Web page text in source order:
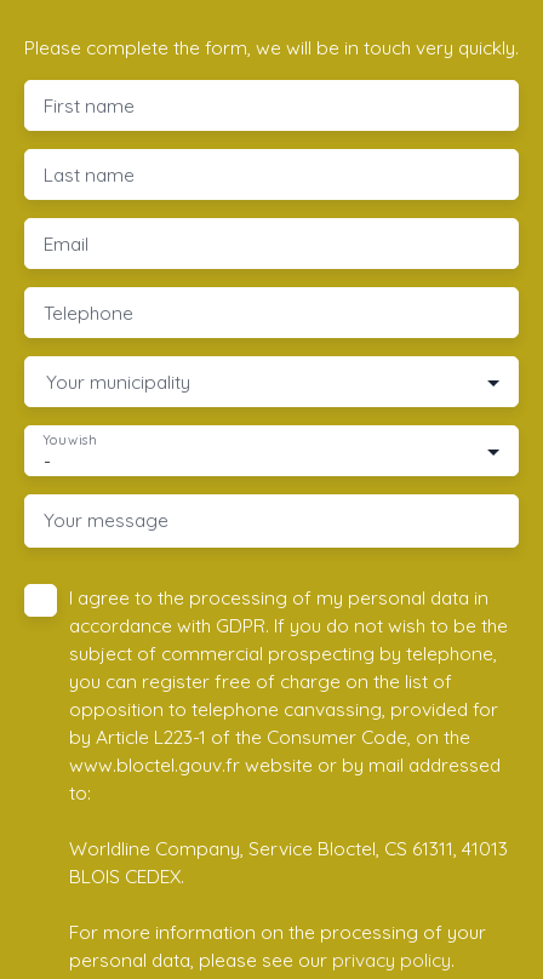
Please complete the form, we will be in touch very quickly.
First name
Last name
Email
Telephone
Your municipality
-
You wish
Your message
I agree to the processing of my personal data in
accordance with GDPR. If you do not wish to be the
subject of commercial prospecting by telephone,
you can register free of charge on the list of
opposition to telephone canvassing, provided for
by Article L223-1 of the Consumer Code, on the
www.bloctel.gouv.fr website or by mail addressed
to:
Worldline Company, Service Bloctel, CS 61311, 41013
BLOIS CEDEX.
For more information on the processing of your
personal data, please see our privacy policy.